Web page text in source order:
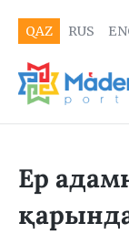
QAZ RUS
Ер